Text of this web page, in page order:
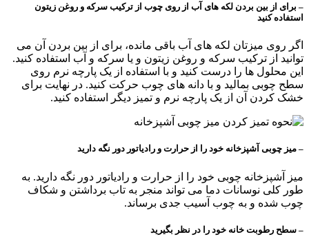
– برای از بین بردن لکه های آب از روی چوب از ترکیب سرکه و روغن زیتون
استفاده کنید
اگر روی میزتان لکه های آب باقی مانده، برای از بین بردن آن می
توانید از ترکیب سرکه و روغن زیتون و یا سرکه و آب استفاده کنید.
این محلول ها را درست کنید و با استفاده از یک پارچه نرم روی
سطح چوبی بمالید و با دانه های چوب حرکت کنید. در نهایت برای
خشک کردن آن از یک پارچه نرم و تمیز دیگر استفاده کنید.
– میز چوبی آشپزخانه خود را از حرارت و رادیاتور دور نگه دارید
میز آشپزخانه چوبی خود را از حرارت و رادیاتور دور نگه دارید. به
طور کلی نوسانات دما می تواند منجر به تاب برداشتن و شکاف
چوب شده و به چوب آسیب جدی برساند.
– سطح رطوبت خانه خود را در نظر بگیرید